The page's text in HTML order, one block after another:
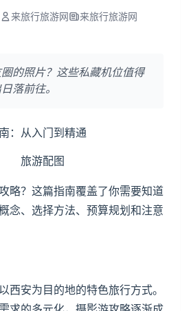
来旅行旅游网
来旅行旅游网
的照片？这些私藏机位值得
落前往。
：从入门到精通
略？这篇指南覆盖了你需要知道
念、选择方法、预算规划和注意
西安为目的地的特色旅行方式。